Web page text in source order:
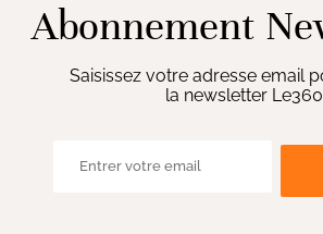
Abonnement
Saisissez votre adresse email
la newsletter Le360